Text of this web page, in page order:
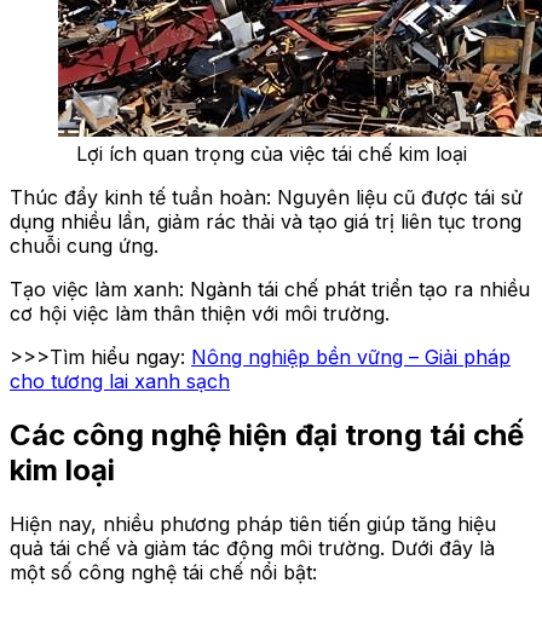
Lợi ích quan trọng của việc tái chế kim loại
Thúc đẩy kinh tế tuần hoàn: Nguyên liệu cũ được tái sử
dụng nhiều lần, giảm rác thải và tạo giá trị liên tục trong
chuỗi cung ứng.
Tạo việc làm xanh: Ngành tái chế phát triển tạo ra nhiều
cơ hội việc làm thân thiện với môi trường.
>>>Tìm hiểu ngay: Nông nghiệp bền vững – Giải pháp
cho tương lai xanh sạch
Các công nghệ hiện đại trong tái chế
kim loại
Hiện nay, nhiều phương pháp tiên tiến giúp tăng hiệu
quả tái chế và giảm tác động môi trường. Dưới đây là
một số công nghệ tái chế nổi bật: